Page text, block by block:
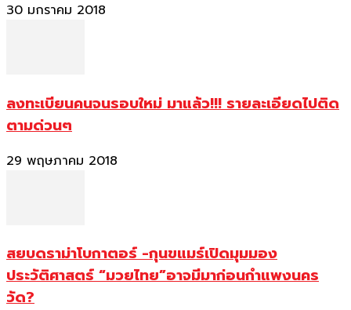
30 มกราคม 2018
ลงทะเบียนคนจนรอบใหม่ มาแล้ว!!! รายละเอียดไปติด
ตามด่วนๆ
29 พฤษภาคม 2018
สยบดราม่าโบกาตอร์ -กุนขแมร์เปิดมุมมอง
ประวัติศาสตร์ “มวยไทย”อาจมีมาก่อนกำแพงนคร
วัด?